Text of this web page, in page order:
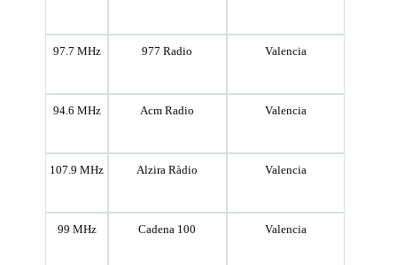
97.7 MHz 977 Radio Valencia
94.6 MHz Acm Radio Valencia
107.9 MHz Alzira Ràdio Valencia
99 MHz Cadena 100 Valencia